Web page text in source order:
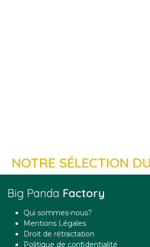
NOTRE SÉLECTION
Big Panda Factory
Qui sommes-nous?
Mentions Légales
Droit de rétractation
Politique de confidentialité